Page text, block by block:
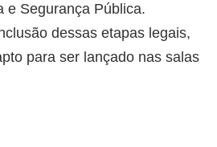
e Segurança Pública.
dessas etapas legais,
para ser lançado nas salas